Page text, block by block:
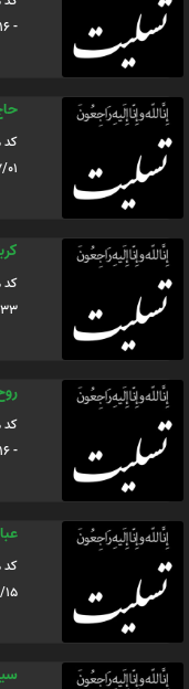
- 1400/05/16
کد
16
کد
05/16
کد
- 1400/05/16
کد
05/16